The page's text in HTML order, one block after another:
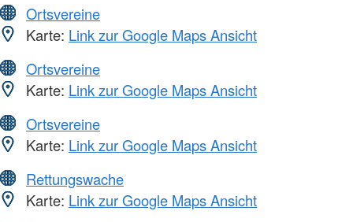
Ortsvereine
Karte: Link zur Google Maps Ansicht
Ortsvereine
Karte: Link zur Google Maps Ansicht
Ortsvereine
Karte: Link zur Google Maps Ansicht
Rettungswache
Karte: Link zur Google Maps Ansicht